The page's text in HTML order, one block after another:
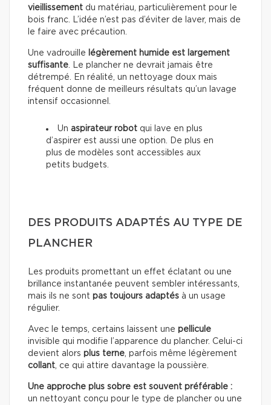
vieillissement du matériau, particulièrement pour le
bois franc. L’idée n’est pas d’éviter de laver, mais de
le faire avec précaution.
Une vadrouille
légèrement humide est largement
suffisante . Le plancher ne devrait jamais être
détrempé. En réalité, un nettoyage doux mais
fréquent donne de meilleurs résultats qu’un lavage
intensif occasionnel.
Un aspirateur robot qui lave en plus
d’aspirer est aussi une option. De plus en
plus de modèles sont accessibles aux
petits budgets.
DES PRODUITS ADAPTÉS AU TYPE DE
PLANCHER
Les produits promettant un effet éclatant ou une
brillance instantanée peuvent sembler intéressants,
mais ils ne sont pas toujours adaptés à un usage
régulier.
Avec le temps, certains laissent une pellicule
invisible qui modifie l’apparence du plancher. Celui-ci
devient alors plus terne , parfois même légèrement
collant , ce qui attire davantage la poussière.
Une approche plus sobre est souvent préférable :
un nettoyant conçu pour le type de plancher ou une